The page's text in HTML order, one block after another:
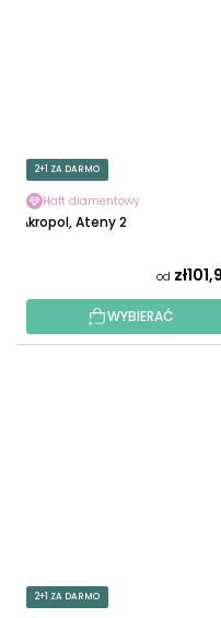
2+1 ZA DARMO
Haft diamentowy
Akropol, Ateny 2
od
WYBIERAĆ
2+1 ZA DARMO